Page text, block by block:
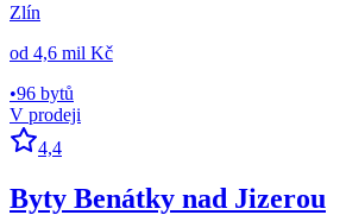
Zlín
od 4,6 mil Kč
•96 bytů
V prodeji
4,4
Byty Benátky nad Jizerou